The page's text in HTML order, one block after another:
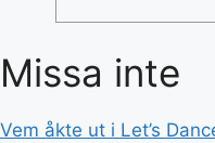
Missa inte
Vem åkte ut i Let’s